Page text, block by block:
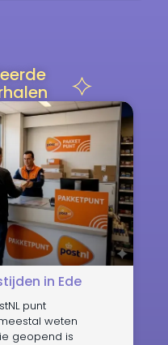
in Ede
punt
weten
geopend is